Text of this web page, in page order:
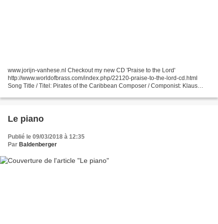
www.jorijn-vanhese.nl Checkout my new CD 'Praise to the Lord'
http://www.worldofbrass.com/index.php/22120-praise-to-the-lord-cd.html
Song Title / Titel: Pirates of the Caribbean Composer / Componist: Klaus
Le piano
Publié le 09/03/2018 à 12:35
Par Baldenberger